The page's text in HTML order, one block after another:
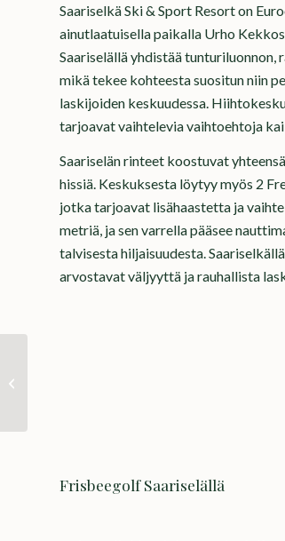
Saariselkä Ski & Sport Resort on
ainutlaatuisella paikalla Urho
Saariselällä yhdistää tunturiluonnon,
mikä tekee kohteesta suositun niin
laskijoiden keskuudessa.
tarjoavat vaihtelevia vaihtoehtoja
Saariselän rinteet koostuvat
hissiä. Keskuksesta löytyy myös 2
jotka tarjoavat lisähaastetta ja
metriä, ja sen varrella pääsee
talvisesta hiljaisuudesta.
arvostavat väljyyttä ja rauhallista
Frisbeegolf Saariselällä